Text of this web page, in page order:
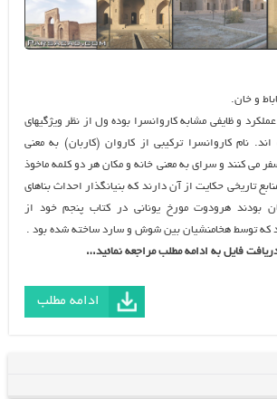
و خان.
و ظايفي مشابه كاروانسرا بوده ول از نظر ويژگيهاي
اند. نام كاروانسرا تركيبي از كاروان (كاربان) به معني
مي كنند و سراي به معني خانه و مكان هر دو كلمه ماخوذ
تاريخي حكايت از آن دارند كه بنيانگذار احداث بناهاي
بودند هرودوت مورخ يوناني در كتاب پنجم خود از
كه توسط هخامنشيان بين شوش و سارد ساخته شده بود .
فایل به ادامه مطلب مراجعه نمائید…
ادامه مطلب